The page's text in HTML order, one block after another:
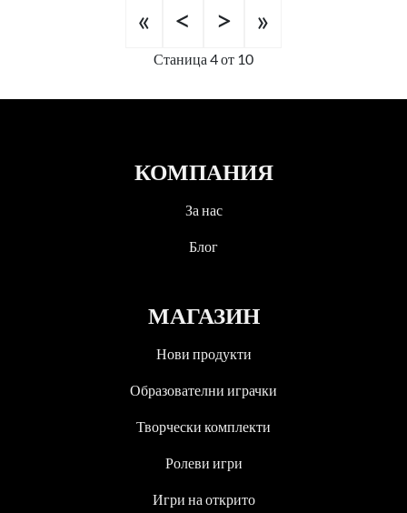
« < > »
Станица 4от 10
КОМПАНИЯ
За нас
Блог
МАГАЗИН
Нови продукти
Образователни играчки
Творчески комплекти
Ролеви игри
Игри на открито